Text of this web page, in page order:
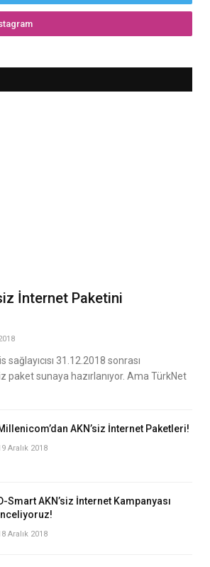
İnternet Paketini
31.12.2018 sonrası
paket sunaya hazırlanıyor. Ama TürkNet
AKN’siz İnternet Paketleri!
Aralık 2018
Smart AKN’siz İnternet Kampanyası
Aralık 2018